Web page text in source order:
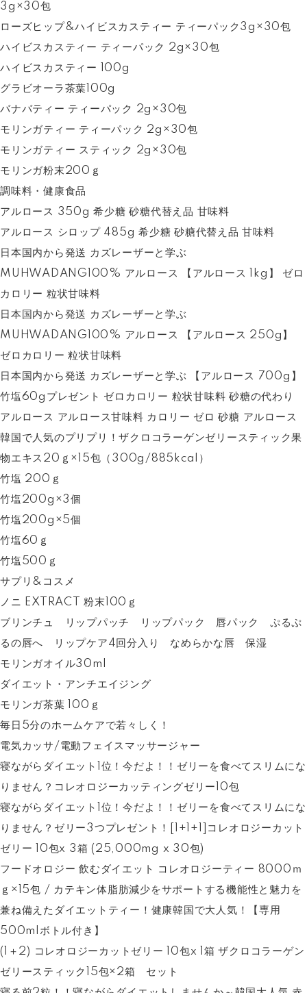
3g×30包
ローズヒップ&ハイビスカスティー ティーパック3g×30包
ハイビスカスティー ティーパック 2g×30包
ハイビスカスティー 100g
グラビオーラ茶葉100g
バナバティー ティーパック 2g×30包
モリンガティー ティーパック 2g×30包
モリンガティー スティック 2g×30包
モリンガ粉末200ｇ
調味料・健康食品
アルロース 350g 希少糖 砂糖代替え品 甘味料
アルロース シロップ 485g 希少糖 砂糖代替え品 甘味料
日本国内から発送 カズレーザーと学ぶ
MUHWADANG100% アルロース 【アルロース 1kg】 ゼロ
カロリー 粒状甘味料
日本国内から発送 カズレーザーと学ぶ
MUHWADANG100% アルロース 【アルロース 250g】
ゼロカロリー 粒状甘味料
日本国内から発送 カズレーザーと学ぶ 【アルロース 700g】
竹塩60gプレゼント ゼロカロリー 粒状甘味料 砂糖の代わり
アルロース アルロース甘味料 カロリー ゼロ 砂糖 アルロース
韓国で人気のプリプリ！ザクロコラーゲンゼリースティック果
物エキス20ｇ×15包（300g/885kcal）
竹塩 200ｇ
竹塩200g×3個
竹塩200g×5個
竹塩60ｇ
竹塩500ｇ
サプリ&コスメ
ノニ EXTRACT 粉末100ｇ
ブリンチュ リップパッチ リップパック 唇パック ぷるぷ
るの唇へ リップケア4回分入り なめらかな唇 保湿
モリンガオイル30ml
ダイエット・アンチエイジング
モリンガ茶葉 100ｇ
毎日5分のホームケアで若々しく！
電気カッサ/電動フェイスマッサージャー
寝ながらダイエット1位！今だよ！！ゼリーを食べてスリムにな
りません？コレオロジーカッティングゼリー10包
寝ながらダイエット1位！今だよ！！ゼリーを食べてスリムにな
りません？ゼリー3つプレゼント！[1+1+1]コレオロジーカット
ゼリー 10包x 3箱 (25,000mg x 30包)
フードオロジー 飲むダイエット コレオロジーティー 8000ｍ
ｇ×15包 / カテキン体脂肪減少をサポートする機能性と魅力を
兼ね備えたダイエットティー！健康韓国で大人気！【専用
500mlボトル付き】
(1＋2) コレオロジーカットゼリー 10包x 1箱 ザクロコラーゲン
ゼリースティック15包×2箱 セット